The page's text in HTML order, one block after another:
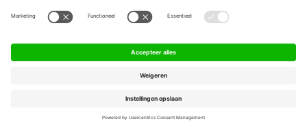
Werken bij ons
Algemene Voorwaarden